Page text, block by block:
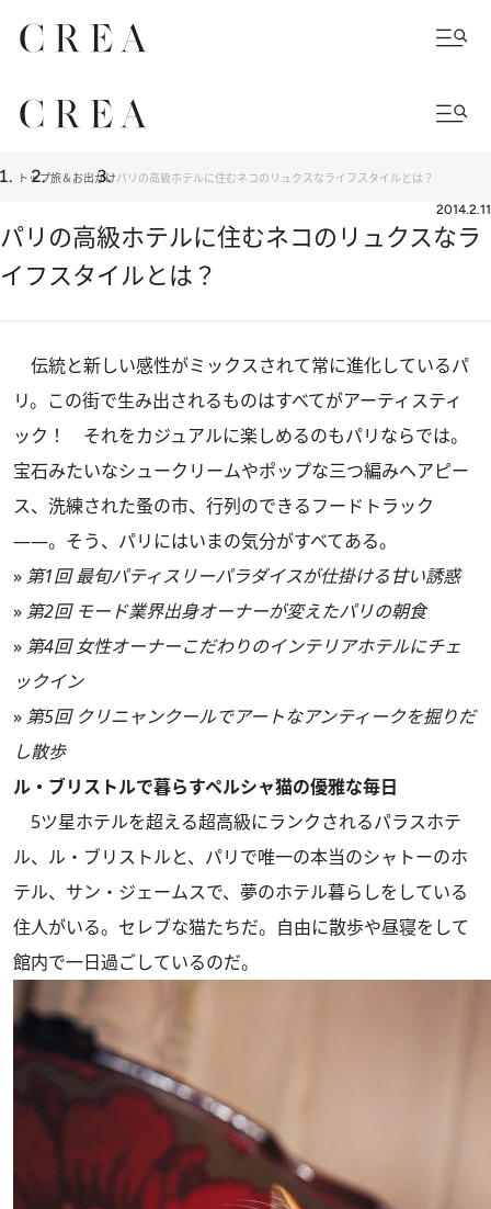
トップ旅＆お出かけパリの高級ホテルに住むネコのリュクスなライフスタイルとは？
2014.2.11
パリの高級ホテルに住むネコのリュクスなラ
イフスタイルとは？
伝統と新しい感性がミックスされて常に進化しているパ
リ。この街で生み出されるものはすべてがアーティスティ
ック！ それをカジュアルに楽しめるのもパリならでは。
宝石みたいなシュークリームやポップな三つ編みヘアピー
ス、洗練された蚤の市、行列のできるフードトラック
――。そう、パリにはいまの気分がすべてある。
» 第1回 最旬パティスリーパラダイスが仕掛ける甘い誘惑
» 第2回 モード業界出身オーナーが変えたパリの朝食
» 第4回 女性オーナーこだわりのインテリアホテルにチェ
ックイン
» 第5回 クリニャンクールでアートなアンティークを掘りだ
し散歩
ル・ブリストルで暮らすペルシャ猫の優雅な毎日
5ツ星ホテルを超える超高級にランクされるパラスホテ
ル、ル・ブリストルと、パリで唯一の本当のシャトーのホ
テル、サン・ジェームスで、夢のホテル暮らしをしている
住人がいる。セレブな猫たちだ。自由に散歩や昼寝をして
館内で一日過ごしているのだ。